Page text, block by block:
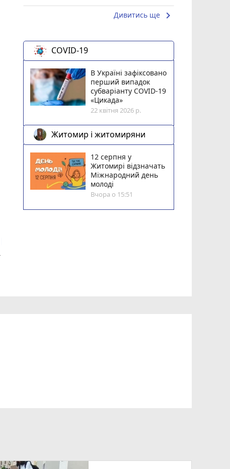
Дивитись ще keyboard_arrow_right
COVID-19
В Україні зафіксовано
перший випадок
субваріанту COVID-19
«Цикада»
22 квітня 2026 р.
Житомир і житомиряни
12 серпня у
Житомирі відзначать
Міжнародний день
молоді
Вчора о 15:51